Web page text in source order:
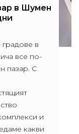
в Шумен
в
все по-
пазар. С
и
какви